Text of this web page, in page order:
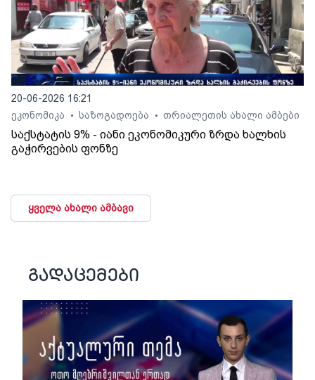
20-06-2026 16:21
ეკონომიკა
• საზოგადოება • თრიალეთის ახალი ამბები
საქსტატის 9% - იანი ეკონომიკური ზრდა ხალხის
გაჭირვების ფონზე
ყველა ახალი ამბავი
გადაცემები